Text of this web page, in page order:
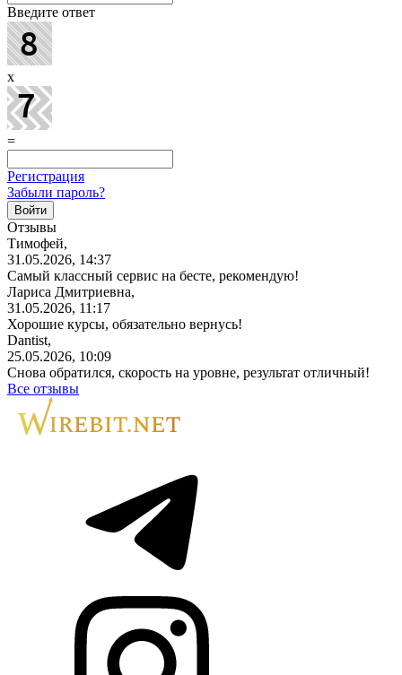
Введите ответ
x
=
Регистрация
Забыли пароль?
Отзывы
Тимофей,
31.05.2026, 14:37
Самый классный сервис на бесте, рекомендую!
Лариса Дмитриевна,
31.05.2026, 11:17
Хорошие курсы, обязательно вернусь!
Dantist,
25.05.2026, 10:09
Снова обратился, скорость на уровне, результат отличный!
Все отзывы